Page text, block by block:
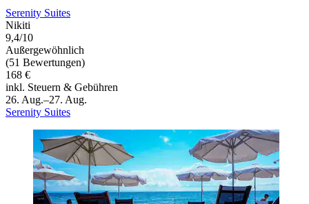
Serenity Suites
Nikiti
9,4/10
Außergewöhnlich
(51 Bewertungen)
168 €
inkl. Steuern & Gebühren
26. Aug.–27. Aug.
Serenity Suites